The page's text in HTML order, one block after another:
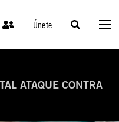
Únete
ATAQUE CONTRA